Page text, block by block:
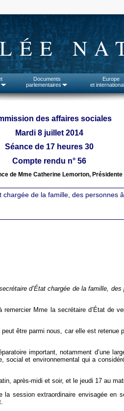
Documents
parlementaires
Europe
et international
des affaires sociales
Mardi 8 juillet 2014
Séance de 17 heures 30
Compte rendu n° 56
de Mme Catherine Lemorton, Présidente
de la famille, des personnes
d’État chargée de la famille,
remercier Mme la secrétaire d’État de
être parmi nous, car elle est
important, notamment d’une
social et environnemental qui a
après-midi et soir, et le jeudi 17 au
session extraordinaire envisagée